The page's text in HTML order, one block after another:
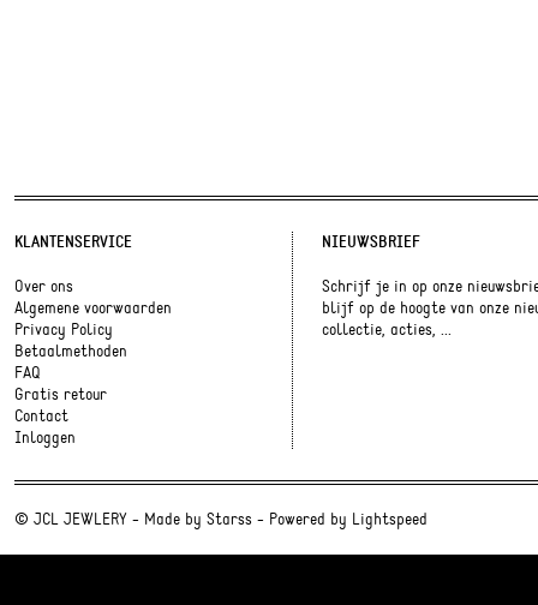
KLANTENSERVICE
Over ons
Algemene voorwaarden
Privacy Policy
Betaalmethoden
FAQ
Gratis retour
Contact
Inloggen
NIEUWSBRIEF
Schrijf je in op onze
blijf op de hoogte van onze
collectie, acties, ...
© JCL JEWLERY - Made by Starss - Powered by Lightspeed